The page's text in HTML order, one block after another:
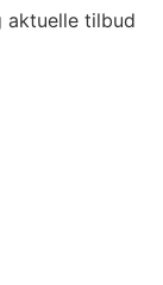
aktuelle tilbud